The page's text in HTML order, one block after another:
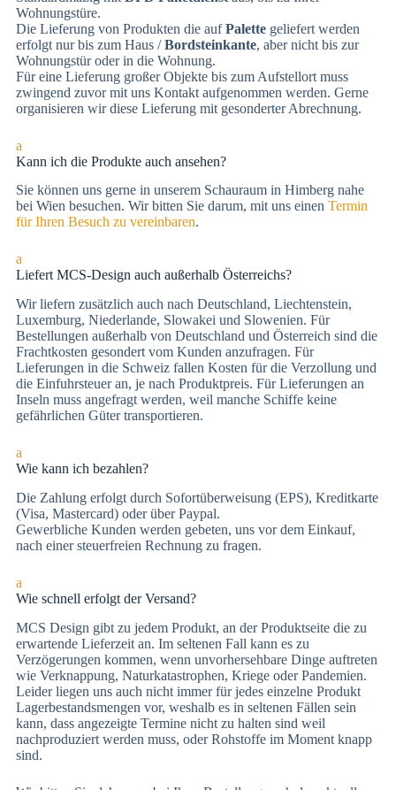
Wohnungstüre.
Die Lieferung von Produkten die aufPalette geliefert werden
erfolgt nur bis zum Haus /Bordsteinkante, aber nicht bis zur
Wohnungstür oder in die Wohnung.
Für eine Lieferung großer Objekte bis zum Aufstellort muss
zwingend zuvor mit uns Kontakt aufgenommen werden. Gerne
organisieren wir diese Lieferung mit gesonderter Abrechnung.
a
Kann ich die Produkte auch ansehen?
Sie können uns gerne in unserem Schauraum in Himberg nahe
bei Wien besuchen. Wir bitten Sie darum, mit uns einen Termin
für Ihren Besuch zu vereinbaren.
a
Liefert MCS-Design auch außerhalb Österreichs?
Wir liefern zusätzlich auch nach Deutschland, Liechtenstein,
Luxemburg, Niederlande, Slowakei und Slowenien. Für
Bestellungen außerhalb von Deutschland und Österreich sind die
Frachtkosten gesondert vom Kunden anzufragen. Für
Lieferungen in die Schweiz fallen Kosten für die Verzollung und
die Einfuhrsteuer an, je nach Produktpreis. Für Lieferungen an
Inseln muss angefragt werden, weil manche Schiffe keine
gefährlichen Güter transportieren.
a
Wie kann ich bezahlen?
Die Zah­lung er­folgt durch Sofortüberweisung (EPS), Kre­dit­kar­te
(Vi­sa, Mas­ter­card) oder über Paypal.
Gewerbliche Kunden werden gebeten, uns vor dem Einkauf,
nach einer steuerfreien Rechnung zu fragen.
a
Wie schnell erfolgt der Versand?
MCS Design gibt zu jedem Produkt, an der Produktseite die zu
erwartende Lieferzeit an. Im seltenen Fall kann es zu
Verzögerungen kommen, wenn unvorhersehbare Dinge auftreten
wie Verknappung, Naturkatastrophen, Kriege oder Pandemien.
Leider liegen uns auch nicht immer für jedes einzelne Produkt
Lagerbestandsmengen vor, weshalb es in seltenen Fällen sein
kann, dass angezeigte Termine nicht zu halten sind weil
nachproduziert werden muss, oder Rohstoffe im Moment knapp
sind.